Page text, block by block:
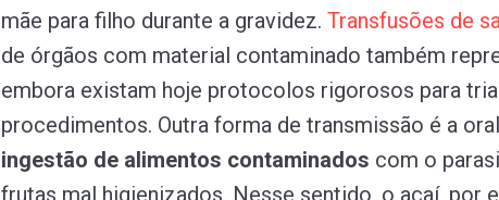
mãe para filho durante a gravidez. Transfusões de
de órgãos com material contaminado também
embora existam hoje protocolos rigorosos para
procedimentos. Outra forma de transmissão é a
ingestão de alimentos contaminados com o
frutas mal higienizados. Nesse sentido, o açaí, por